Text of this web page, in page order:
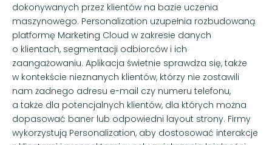
dokonywanych przez klientów na bazie uczenia
maszynowego. Personalization uzupełnia rozbudowaną
platformę Marketing Cloud w zakresie danych
o klientach, segmentacji odbiorców i ich
zaangażowaniu. Aplikacja świetnie sprawdza się, także
w kontekście nieznanych klientów, którzy nie zostawili
nam żadnego adresu e-mail czy numeru telefonu,
a także dla potencjalnych klientów, dla których można
dopasować baner lub odpowiedni layout strony. Firmy
wykorzystują Personalization, aby dostosować interakcje